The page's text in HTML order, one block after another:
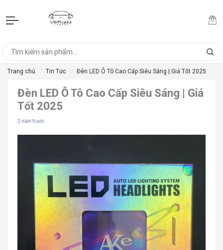
Trang chủ Tin Tức Đèn LED Ô Tô Cao Cấp Siêu Sáng | Giá Tốt 2025
Đèn LED Ô Tô Cao Cấp Siêu Sáng | Giá
Tốt 2025
2 năm trước